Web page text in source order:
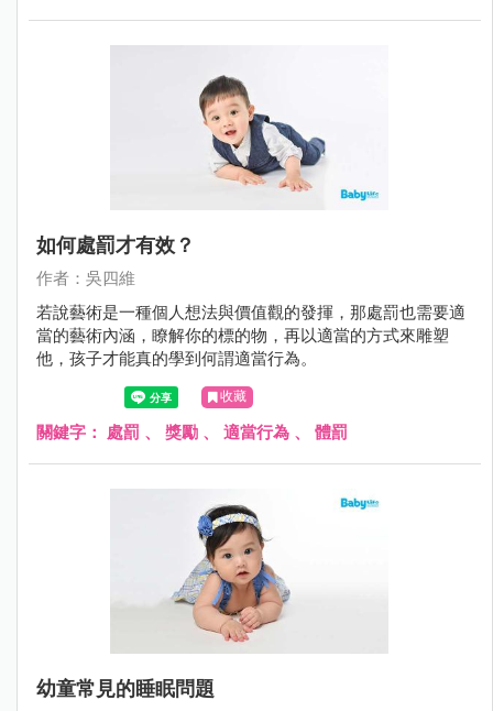
如何處罰才有效？
作者：吳四維
若說藝術是一種個人想法與價值觀的發揮，那處罰也需要適
當的藝術內涵，瞭解你的標的物，再以適當的方式來雕塑
他，孩子才能真的學到何謂適當行為。
收藏
關鍵字： 處罰 、 獎勵 、 適當行為 、 體罰
幼童常見的睡眠問題